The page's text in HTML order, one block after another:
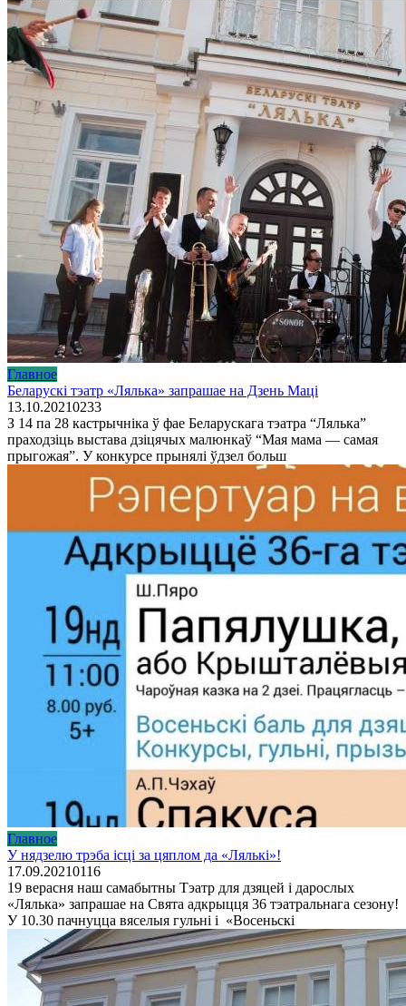
Главное
Беларускі тэатр «Лялька» запрашае на Дзень Маці
13.10.20210233
З 14 па 28 кастрычніка ў фае Беларускага тэатра “Лялька”
праходзіць выстава дзіцячых малюнкаў “Мая мама — самая
прыгожая”. У конкурсе прынялі ўдзел больш
Главное
У нядзелю трэба ісці за цяплом да «Лялькі»!
17.09.20210116
19 верасня наш самабытны Тэатр для дзяцей і дарослых
«Лялька» запрашае на Свята адкрыцця 36 тэатральнага сезону!
У 10.30 пачнуцца вяселыя гульні і «Восеньскі